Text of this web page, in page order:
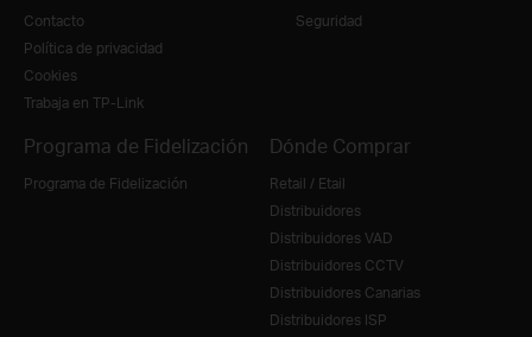
Contacto
Política de privacidad
Cookies
Trabaja en TP-Link
Seguridad
Programa de Fidelización
Programa de Fidelización
Dónde Comprar
Retail / Etail
Distribuidores
Distribuidores VAD
Distribuidores CCTV
Distribuidores Canarias
Distribuidores ISP